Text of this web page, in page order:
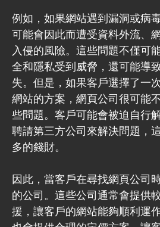
例如，如果網站遇到漏洞或病
可能會因此而遭受資料外流、
入侵的風險。這些問題不僅可
全和隱私受到威脅，還可能導
失。但是，如果客戶選擇了一
網站的方案，網頁公司很可能
些問題。客戶可能會被迫自行
聘請第三方公司來解決問題，
多的錢財。
因此，當客戶在尋找網頁公司
的公司。這些公司通常會提供
援，讓客戶的網站能夠順利運